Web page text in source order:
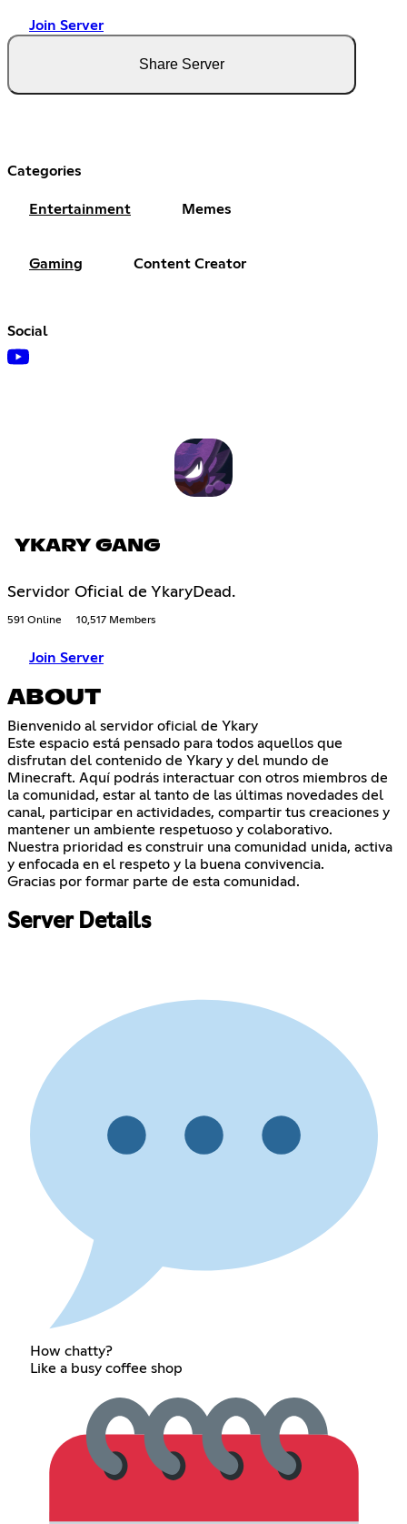
Join Server
Share Server
Categories
Entertainment Memes
Gaming Content Creator
Social
YKARY GANG
Servidor Oficial de YkaryDead.
591 Online 10,517 Members
Join Server
ABOUT
Bienvenido al servidor oficial de Ykary
Este espacio está pensado para todos aquellos que
disfrutan del contenido de Ykary y del mundo de
Minecraft. Aquí podrás interactuar con otros miembros de
la comunidad, estar al tanto de las últimas novedades del
canal, participar en actividades, compartir tus creaciones y
mantener un ambiente respetuoso y colaborativo.
Nuestra prioridad es construir una comunidad unida, activa
y enfocada en el respeto y la buena convivencia.
Gracias por formar parte de esta comunidad.
Server Details
How chatty?
Like a busy coffee shop